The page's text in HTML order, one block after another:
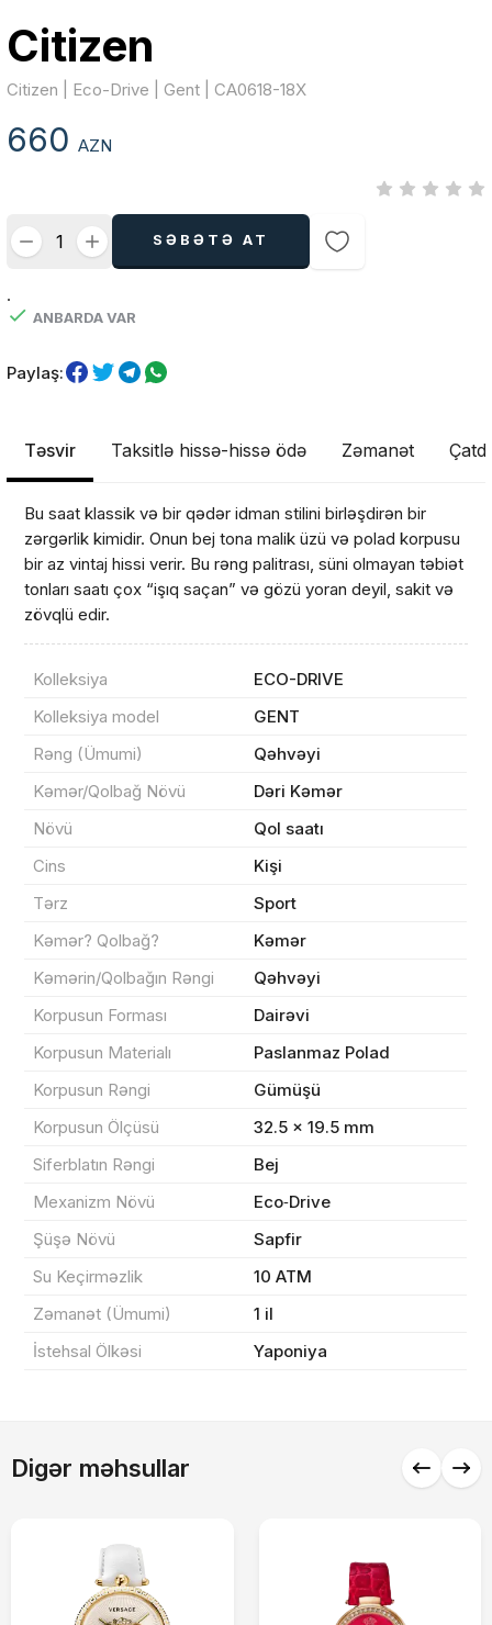
Citizen
Citizen | Eco-Drive | Gent | CA0618-18X
660AZN
SƏBƏTƏ AT
.
ANBARDA VAR
Paylaş:
Təsvir Taksitlə hissə-hissə ödə Zəmanət
Bu saat klassik və bir qədər idman stilini birləşdirən bir
zərgərlik kimidir. Onun bej tona malik üzü və polad korpusu
bir az vintaj hissi verir. Bu rəng palitrası, süni olmayan təbiət
tonları saatı çox “işıq saçan” və gözü yoran deyil, sakit və
zövqlü edir.
Kolleksiya
ECO-DRIVE
Kolleksiya model
GENT
Rəng (Ümumi)
Qəhvəyi
Kəmər/Qolbağ Növü
Dəri Kəmər
Növü
Qol saatı
Cins
Kişi
Tərz
Sport
Kəmər? Qolbağ?
Kəmər
Kəmərin/Qolbağın Rəngi
Qəhvəyi
Korpusun Forması
Dairəvi
Korpusun Materialı
Paslanmaz Polad
Korpusun Rəngi
Gümüşü
Korpusun Ölçüsü
32.5 × 19.5 mm
Siferblatın Rəngi
Bej
Mexanizm Növü
Eco‑Drive
Şüşə Növü
Sapfir
Su Keçirməzlik
10 ATM
Zəmanət (Ümumi)
1 il
İstehsal Ölkəsi
Yaponiya
Digər məhsullar
Məhsul(lar) səbətə əlavə edildi
Sifarişin detalları
Məhsul toplam
Çatdırılma
Yekun məbləğ
Alış-verişə davam et
OK